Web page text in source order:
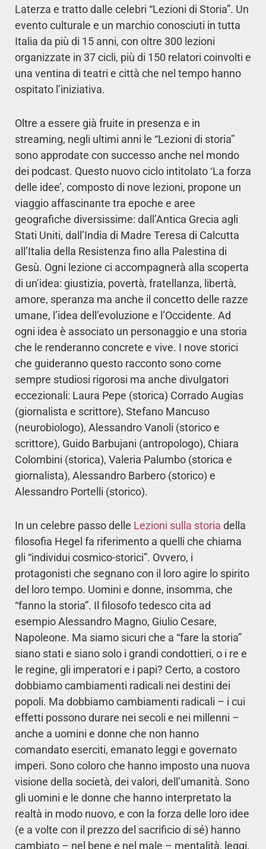
Laterza e tratto dalle celebri “Lezioni di Storia”. Un
evento culturale e un marchio conosciuti in tutta
Italia da più di 15 anni, con oltre 300 lezioni
organizzate in 37 cicli, più di 150 relatori coinvolti e
una ventina di teatri e città che nel tempo hanno
ospitato l’iniziativa.
Oltre a essere già fruite in presenza e in
streaming, negli ultimi anni le “Lezioni di storia”
sono approdate con successo anche nel mondo
dei podcast. Questo nuovo ciclo intitolato ‘La forza
delle idee’, composto di nove lezioni, propone un
viaggio affascinante tra epoche e aree
geografiche diversissime: dall’Antica Grecia agli
Stati Uniti, dall’India di Madre Teresa di Calcutta
all’Italia della Resistenza fino alla Palestina di
Gesù. Ogni lezione ci accompagnerà alla scoperta
di un’idea: giustizia, povertà, fratellanza, libertà,
amore, speranza ma anche il concetto delle razze
umane, l’idea dell’evoluzione e l’Occidente. Ad
ogni idea è associato un personaggio e una storia
che le renderanno concrete e vive. I nove storici
che guideranno questo racconto sono come
sempre studiosi rigorosi ma anche divulgatori
eccezionali: Laura Pepe (storica) Corrado Augias
(giornalista e scrittore), Stefano Mancuso
(neurobiologo), Alessandro Vanoli (storico e
scrittore), Guido Barbujani (antropologo), Chiara
Colombini (storica), Valeria Palumbo (storica e
giornalista), Alessandro Barbero (storico) e
Alessandro Portelli (storico).
In un celebre passo delle Lezioni sulla storia della
filosofia Hegel fa riferimento a quelli che chiama
gli “individui cosmico-storici”. Ovvero, i
protagonisti che segnano con il loro agire lo spirito
del loro tempo. Uomini e donne, insomma, che
“fanno la storia”. Il filosofo tedesco cita ad
esempio Alessandro Magno, Giulio Cesare,
Napoleone. Ma siamo sicuri che a “fare la storia”
siano stati e siano solo i grandi condottieri, o i re e
le regine, gli imperatori e i papi? Certo, a costoro
dobbiamo cambiamenti radicali nei destini dei
popoli. Ma dobbiamo cambiamenti radicali – i cui
effetti possono durare nei secoli e nei millenni –
anche a uomini e donne che non hanno
comandato eserciti, emanato leggi e governato
imperi. Sono coloro che hanno imposto una nuova
visione della società, dei valori, dell’umanità. Sono
gli uomini e le donne che hanno interpretato la
realtà in modo nuovo, e con la forza delle loro idee
(e a volte con il prezzo del sacrificio di sé) hanno
cambiato – nel bene e nel male – mentalità, leggi,